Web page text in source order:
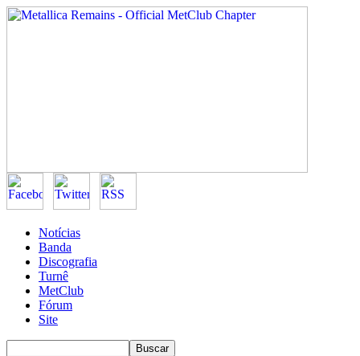
Notícias
Banda
Discografia
Turnê
MetClub
Fórum
Site